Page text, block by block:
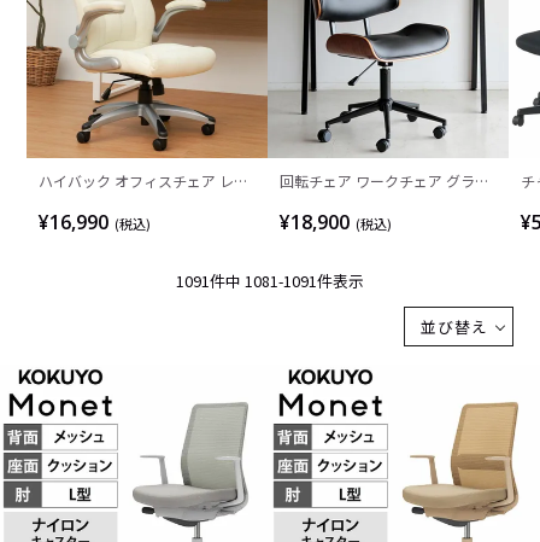
ハイバック オフィスチェア レク
チェア おしゃれ 社長椅子 レザー
務椅子 会議室椅子 黒 白
¥16,990 (税込)
回転チェア ワークチェア グラム
降 高さ調節 回転 椅子 デスクチェ
ア 在宅 チェア テレワーク ヴィン
¥18,900 (税込)
チ
ー
並び替え
1091件中 1081-1091件表示